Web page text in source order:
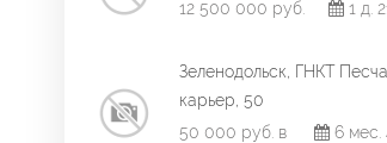
12 500 000 руб. 1 д.
Зеленодольск, ГНКТ
карьер, 50
50 000 руб. в
6 мес.